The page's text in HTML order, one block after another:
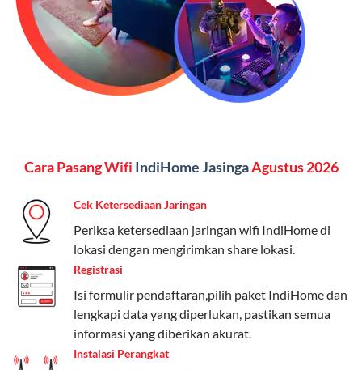
menginginkan internet, komunikasi, dan hiburan
(streaming & TV) dalam satu paket.
Paket Dynamic IP
keluarga, nelpon & SMS semua operator, dan akses
Kelebihan:
Cocok untuk pengguna yang membutuhkan
koneksi internet cepat dan stabil dengan fleksibilitas
kuota. Pilihan harga bervariasi sesuai kebutuhan.
Telkomsel One menyediakan pilihan paket yang
beragam, mulai dari paket hemat hingga premium.
Pengguna bisa memilih sesuai kebutuhan, baik untuk
internet, komunikasi, atau hiburan.
Cara Pasang Wifi IndiHome JasingaAgustus 2026
Cek Ketersediaan Jaringan
Periksa ketersediaan jaringan wifi IndiHome di
lokasi dengan mengirimkan share lokasi.
Registrasi
Isi formulir pendaftaran,pilih paket IndiHome dan
lengkapi data yang diperlukan, pastikan semua
informasi yang diberikan akurat.
Instalasi Perangkat